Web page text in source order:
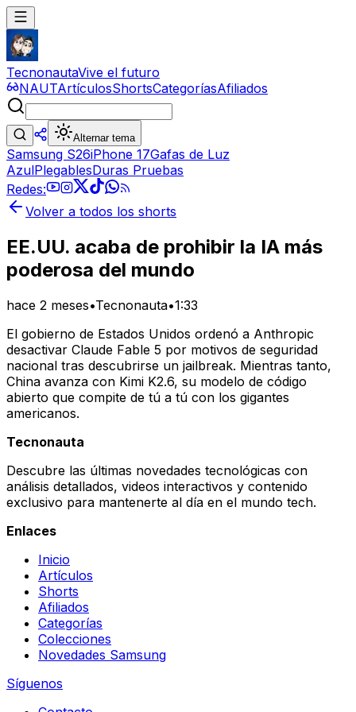
TecnonautaVive el futuro
NAUTArtículosShortsCategoríasAfiliados
Alternar tema
Samsung S26iPhone 17Gafas de Luz
AzulPlegablesDuras Pruebas
Redes:
Volver a todos los shorts
EE.UU. acaba de prohibir la IA más
poderosa del mundo
hace 2 meses•Tecnonauta•1:33
El gobierno de Estados Unidos ordenó a Anthropic
desactivar Claude Fable 5 por motivos de seguridad
nacional tras descubrirse un jailbreak. Mientras tanto,
China avanza con Kimi K2.6, su modelo de código
abierto que compite de tú a tú con los gigantes
americanos.
Tecnonauta
Descubre las últimas novedades tecnológicas con
análisis detallados, videos interactivos y contenido
exclusivo para mantenerte al día en el mundo tech.
Enlaces
Inicio
Artículos
Shorts
Afiliados
Categorías
Colecciones
Novedades Samsung
Síguenos